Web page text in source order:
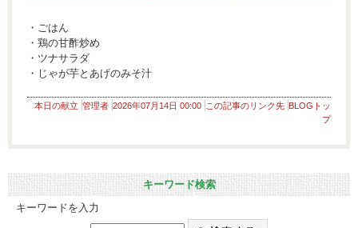
・ごはん
・鶏の甘酢炒め
・ツナサラダ
・じゃが芋とあげのみそ汁
本日の献立 管理者 2026年07月14日 00:00 この記事のリンク先 BLOGトッ
プ
キーワード検索
キーワードを入力